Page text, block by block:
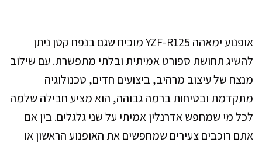
אופנוע ימאהה YZF-R125 מוכיח שגם בנפח קטן ניתן
להשיג תחושת ספורט אמיתית ובלתי מתפשרת. עם שילוב
מנצח של עיצוב מרהיב, ביצועים חדים, טכנולוגיה
מתקדמת ובטיחות ברמה גבוהה, הוא מציע חבילה שלמה
לכל מי שמחפש אדרנלין אמיתי על שני גלגלים. בין אם
אתם רוכבים צעירים שמחפשים את האופנוע הראשון או